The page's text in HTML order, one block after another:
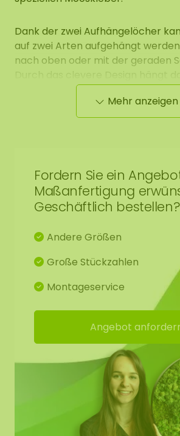
Dank der zwei Aufhängelöcher
auf zwei Arten aufgehängt
nach oben oder mit der geraden
der Wand, wobei der Haken
Moos verschwindet.
Einfache Wandmontage mit nur
und Dübel
Ideal für kreative DIY-Projekte
Kombinierbar mit losem Moos
(separat erhältlich)
Mehr anzeigen
Fordern Sie ein
Maßanfertigung
Geschäftlich bestellen?
Andere Größen
Große Stückzahlen
Montageservice
Angebot